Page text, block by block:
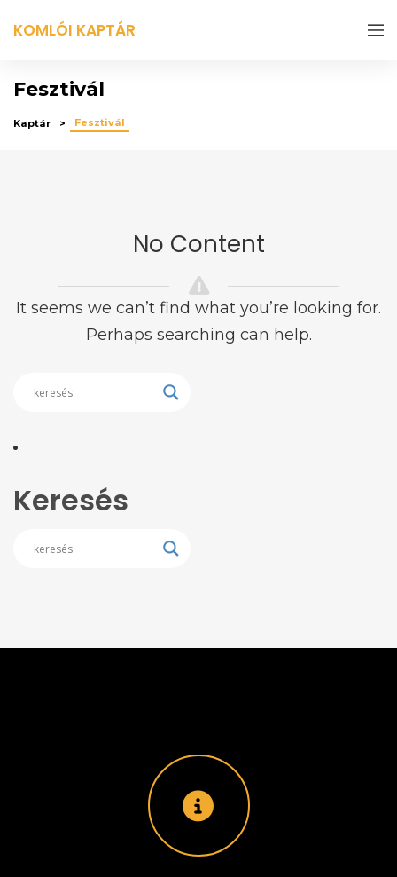
KOMLÓI KAPTÁR
Fesztivál
Kaptár Fesztivál
No Content
It seems we can’t find what you’re looking for.
Perhaps searching can help.
Keresés